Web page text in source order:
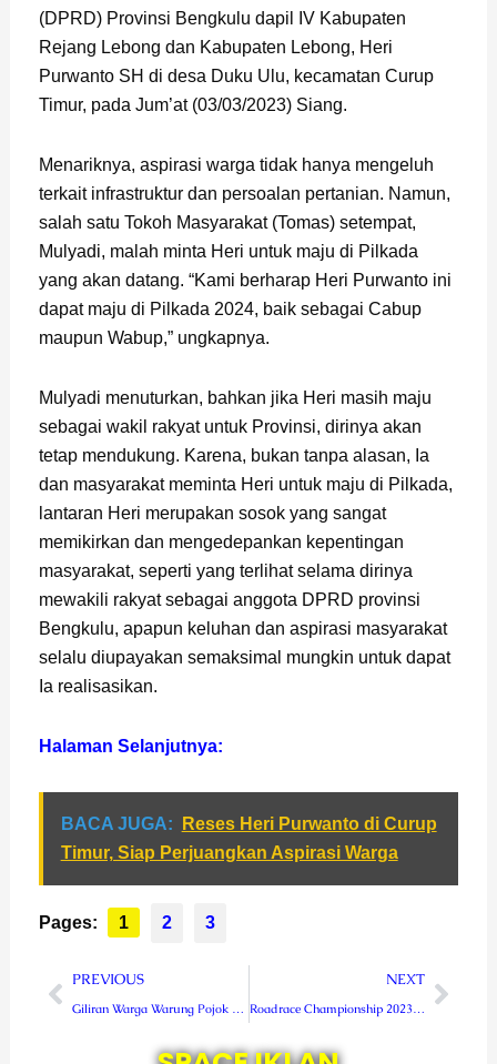
(DPRD) Provinsi Bengkulu dapil IV Kabupaten
Rejang Lebong dan Kabupaten Lebong, Heri
Purwanto SH di desa Duku Ulu, kecamatan Curup
Timur, pada Jum’at (03/03/2023) Siang.
Menariknya, aspirasi warga tidak hanya mengeluh
terkait infrastruktur dan persoalan pertanian. Namun,
salah satu Tokoh Masyarakat (Tomas) setempat,
Mulyadi, malah minta Heri untuk maju di Pilkada
yang akan datang. “Kami berharap Heri Purwanto ini
dapat maju di Pilkada 2024, baik sebagai Cabup
maupun Wabup,” ungkapnya.
Mulyadi menuturkan, bahkan jika Heri masih maju
sebagai wakil rakyat untuk Provinsi, dirinya akan
tetap mendukung. Karena, bukan tanpa alasan, Ia
dan masyarakat meminta Heri untuk maju di Pilkada,
lantaran Heri merupakan sosok yang sangat
memikirkan dan mengedepankan kepentingan
masyarakat, seperti yang terlihat selama dirinya
mewakili rakyat sebagai anggota DPRD provinsi
Bengkulu, apapun keluhan dan aspirasi masyarakat
selalu diupayakan semaksimal mungkin untuk dapat
Ia realisasikan.
Halaman Selanjutnya:
BACA JUGA:
Reses Heri Purwanto di Curup
Timur, Siap Perjuangkan Aspirasi Warga
Pages: 1 2 3
Prev
PREVIOUS
Giliran Warga Warung Pojok Disambangi Polsek Sindang Dataran
NEXT
Roadrace Championship 2023, 21 Kelas Rebut Piala Gubernur Bengkulu
Next